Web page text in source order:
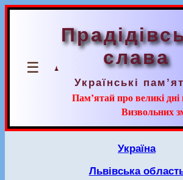
☰
слава
Українські
Пам’ятай про великі
Визвольних
Україна
Львівська